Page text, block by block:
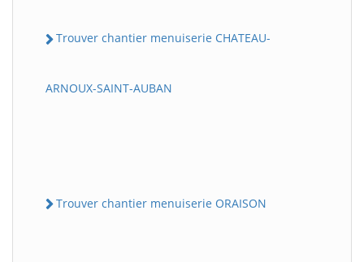
Trouver chantier menuiserie CHATEAU-
ARNOUX-SAINT-AUBAN
Trouver chantier menuiserie ORAISON